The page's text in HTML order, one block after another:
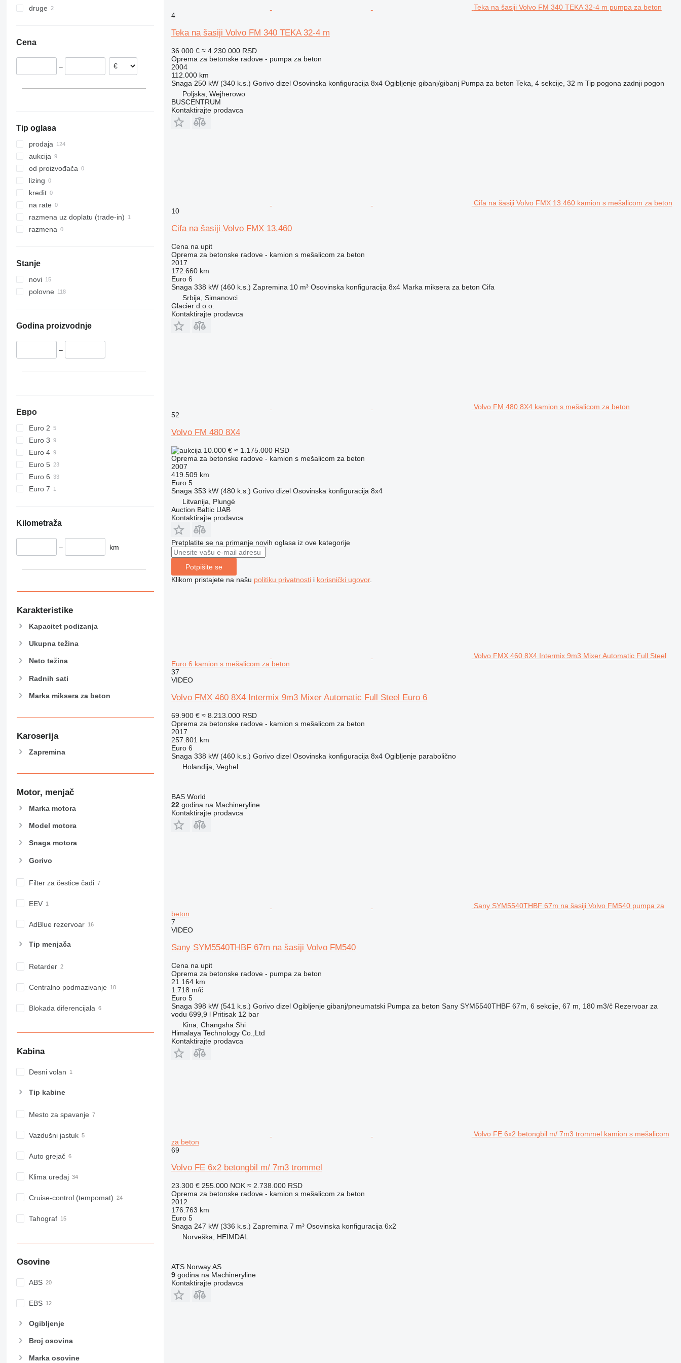
FM 420
FM 500
Poljska
Rumunija
Norveška
Kina
druge
Cena
–
Tip oglasa
prodaja
aukcija
od proizvođača
lizing
kredit
na rate
razmena uz doplatu (trade-in)
razmena
Stanje
novi
polovne
Godina proizvodnje
–
Евро
Euro 2
Euro 3
Euro 4
Euro 5
Euro 6
Euro 7
Kilometraža
– km
Karakteristike
Kapacitet podizanja
Ukupna težina
Neto težina
Radnih sati
Marka miksera za beton
Karoserija
Zapremina
Motor, menjač
Marka motora
Model motora
Snaga motora
Gorivo
Filter za čestice čađi
EEV
AdBlue rezervoar
Tip menjača
Retarder
Centralno podmazivanje
Blokada diferencijala
Kabina
Desni volan
Tip kabine
Mesto za spavanje
Vazdušni jastuk
Auto grejač
Klima uređaj
Cruise-control (tempomat)
Tahograf
Osovine
ABS
EBS
Ogibljenje
Broj osovina
Marka osovine
Teka na šasiji Volvo FM 340 TEKA 32-4 m pumpa za beton
4
Teka na šasiji Volvo FM 340 TEKA 32-4 m
36.000 € ≈ 4.230.000 RSD
Oprema za betonske radove - pumpa za beton
2004
112.000 km
Snaga 250 kW (340 k.s.) Gorivo dizel Osovinska konfiguracija 8x4 Ogibljenje gibanj/gibanj Pumpa za beton Teka, 4 sekcije, 32 m Tip pogona zadnji pogon
Poljska, Wejherowo
BUSCENTRUM
Kontaktirajte prodavca
Cifa na šasiji Volvo FMX 13.460 kamion s mešalicom za beton
10
Cifa na šasiji Volvo FMX 13.460
Cena na upit
Oprema za betonske radove - kamion s mešalicom za beton
2017
172.660 km
Euro 6
Snaga 338 kW (460 k.s.) Zapremina 10 m³ Osovinska konfiguracija 8x4 Marka miksera za beton Cifa
Srbija, Simanovci
Glacier d.o.o.
Kontaktirajte prodavca
Volvo FM 480 8X4 kamion s mešalicom za beton
52
Volvo FM 480 8X4
10.000 € ≈ 1.175.000 RSD
Oprema za betonske radove - kamion s mešalicom za beton
2007
419.509 km
Euro 5
Snaga 353 kW (480 k.s.) Gorivo dizel Osovinska konfiguracija 8x4
Litvanija, Plungė
Auction Baltic UAB
Kontaktirajte prodavca
Pretplatite se na primanje novih oglasa iz ove kategorije
Potpišite se
Klikom pristajete na našu politiku privatnostii korisnički ugovor.
Volvo FMX 460 8X4 Intermix 9m3 Mixer Automatic Full Steel
Euro 6 kamion s mešalicom za beton
37
VIDEO
Volvo FMX 460 8X4 Intermix 9m3 Mixer Automatic Full Steel Euro 6
69.900 € ≈ 8.213.000 RSD
Oprema za betonske radove - kamion s mešalicom za beton
2017
257.801 km
Euro 6
Snaga 338 kW (460 k.s.) Gorivo dizel Osovinska konfiguracija 8x4 Ogibljenje parabolično
Holandija, Veghel
BAS World
22godina na Machineryline
Kontaktirajte prodavca
Sany SYM5540THBF 67m na šasiji Volvo FM540 pumpa za
beton
7
VIDEO
Sany SYM5540THBF 67m na šasiji Volvo FM540
Cena na upit
Oprema za betonske radove - pumpa za beton
21.164 km
1.718 m/č
Euro 5
Snaga 398 kW (541 k.s.) Gorivo dizel Ogibljenje gibanj/pneumatski Pumpa za beton Sany SYM5540THBF 67m, 6 sekcije, 67 m, 180 m3/č Rezervoar za
vodu 699,9 l Pritisak 12 bar
Kina, Changsha Shi
Himalaya Technology Co.,Ltd
Kontaktirajte prodavca
Volvo FE 6x2 betongbil m/ 7m3 trommel kamion s mešalicom
za beton
69
Volvo FE 6x2 betongbil m/ 7m3 trommel
23.300 € 255.000 NOK ≈ 2.738.000 RSD
Oprema za betonske radove - kamion s mešalicom za beton
2012
176.763 km
Euro 5
Snaga 247 kW (336 k.s.) Zapremina 7 m³ Osovinska konfiguracija 6x2
Norveška, HEIMDAL
ATS Norway AS
9godina na Machineryline
Kontaktirajte prodavca